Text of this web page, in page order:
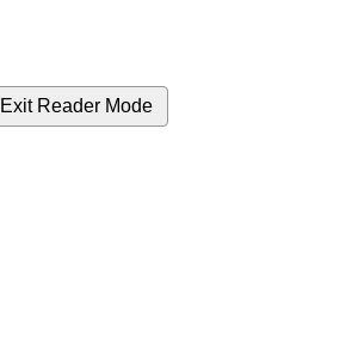
Exit Reader Mode